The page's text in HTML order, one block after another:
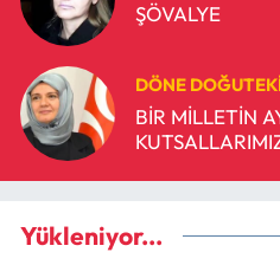
ŞÖVALYE
DÖNE
BİR MİLLETİN
Yükleniyor...